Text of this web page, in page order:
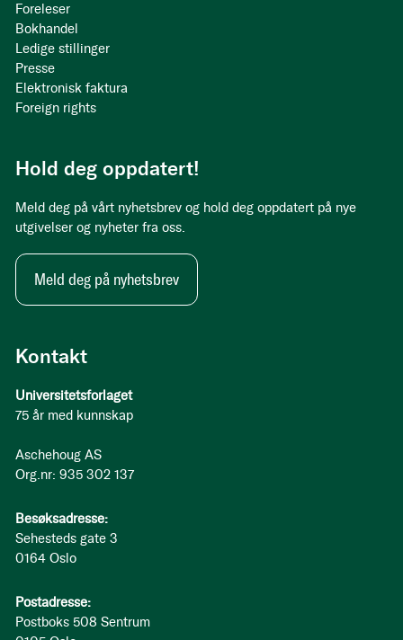
Kontakt
Universitetsforlaget
75 år med kunnskap
Aschehoug AS
Org.nr: 935 302 137
Besøksadresse:
Sehesteds gate 3
0164 Oslo
Postadresse:
Postboks 508 Sentrum
Foreleser
Bokhandel
Ledige stillinger
Presse
Elektronisk faktura
Foreign rights
Hold deg oppdatert!
Meld deg på vårt nyhetsbrev og hold deg oppdatert på nye
utgivelser og nyheter fra oss.
Meld deg på nyhetsbrev